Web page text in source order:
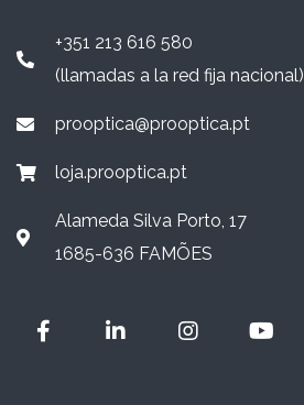
+351 213 616 580
(llamadas a la red fija nacional)
prooptica@prooptica.pt
loja.prooptica.pt
Alameda Silva Porto, 17
1685-636 FAMÕES